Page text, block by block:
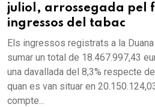
juliol, arrossegada pel
ingressos del tabac
Els ingressos registrats a la
sumar un total de 18.467.997,43
una davallada del 8,3% respecte
quan es van situar en
compte...